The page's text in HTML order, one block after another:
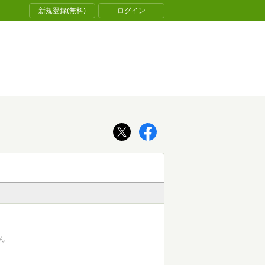
新規登録(無料) ログイン